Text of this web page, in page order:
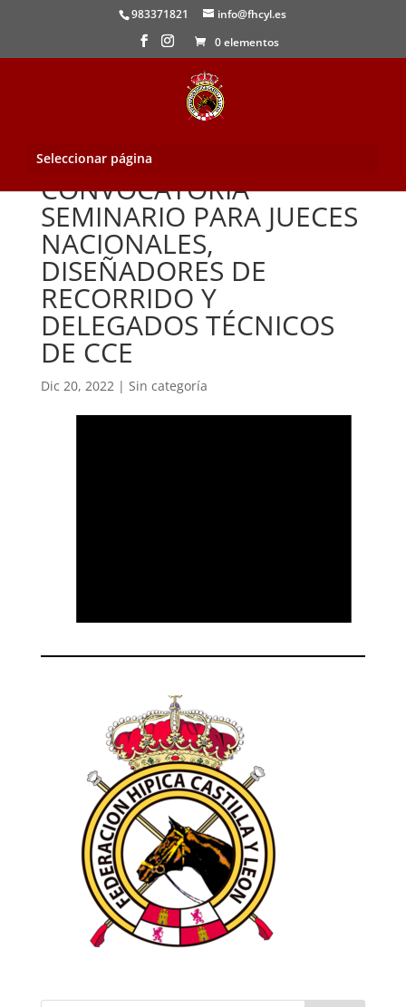
983371821
info@fhcyl.es
0 elementos
Seleccionar página
CONVOCATORIA
SEMINARIO PARA JUECES
NACIONALES,
DISEÑADORES DE
RECORRIDO Y
DELEGADOS TÉCNICOS
DE CCE
Dic 20, 2022| Sin categoría